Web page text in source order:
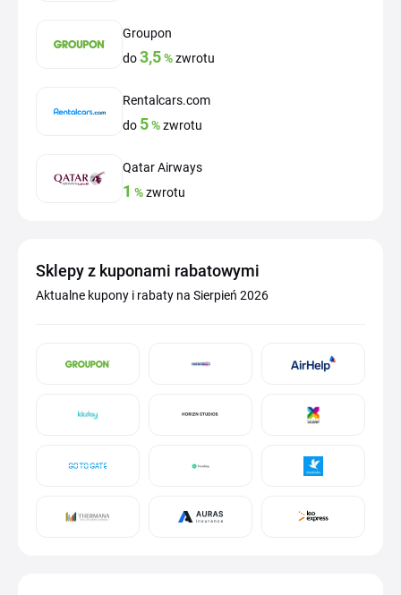
Groupon
do3,5%zwrotu
Rentalcars.com
do 5%zwrotu
Qatar Airways
1 %zwrotu
Sklepy z kuponami rabatowymi
Aktualne kupony i rabaty na Sierpień 2026